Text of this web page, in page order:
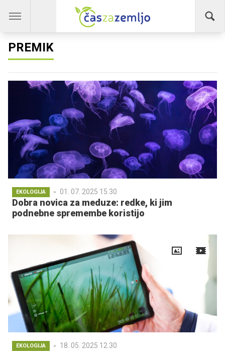
PREMIK
EKOLOGIJA 01. 07. 2025 15.30
Dobra novica za meduze: redke, ki jim
podnebne spremembe koristijo
EKOLOGIJA 18. 05. 2025 12.30